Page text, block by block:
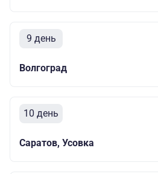
9 день
Волгоград
10 день
Саратов, Усовка